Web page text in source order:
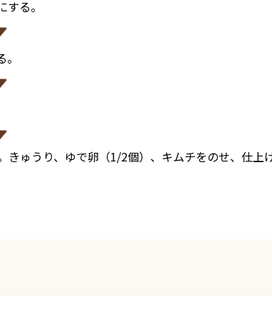
る。
ゅうり、ゆで卵（1/2個）、キムチをのせ、仕上